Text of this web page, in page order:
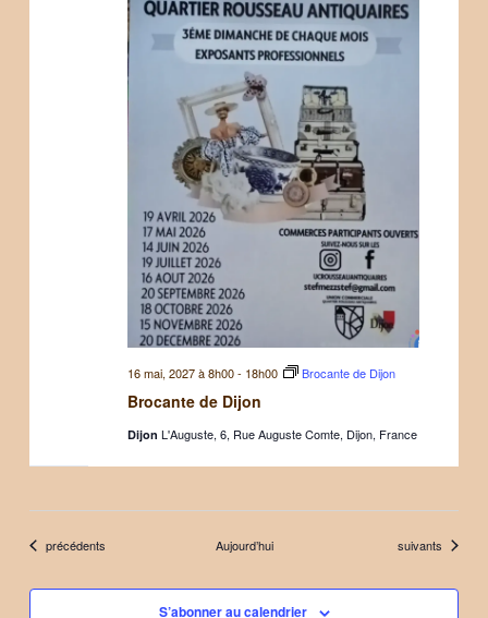
Brocante de Dijon
16 mai, 2027 à 8h00- 18h00 Brocante de Dijon
Dijon L'Auguste, 6, Rue Auguste Comte, Dijon, France
Évènements
précédents Aujourd’hui Évènements
suivants
S’abonner au calendrier